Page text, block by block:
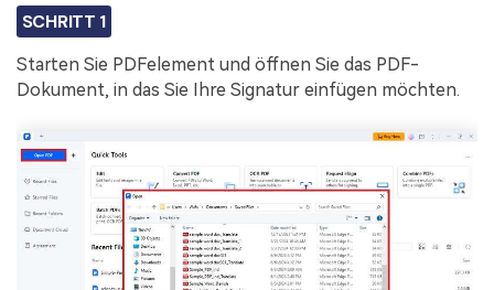
SCHRITT 1
Starten Sie PDFelement und öffnen Sie das PDF-
Dokument, in das Sie Ihre Signatur einfügen möchten.